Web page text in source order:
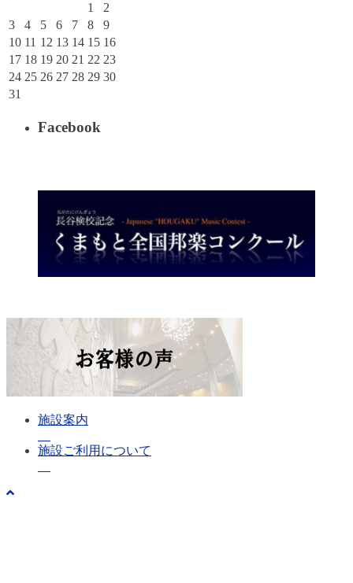
1
2
3
4 5 6 7 8
9
10 11 12 13 14 15 16
17 18 19 20 21 22 23
24 25 26 27 28 29 30
31
Facebook
施設案内
施設ご利用について